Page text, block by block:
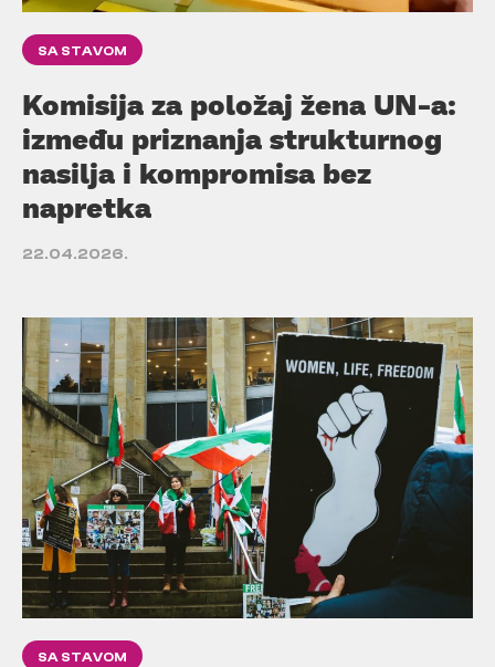
SA STAVOM
Komisija za položaj žena UN-a:
između priznanja strukturnog
nasilja i kompromisa bez
napretka
22.04.2026.
SA STAVOM